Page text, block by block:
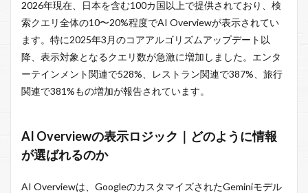
2026年現在、日本を含む100カ国以上で提供されており、検
索クエリ全体の10〜20%程度でAI Overviewが表示されてい
ます。特に2025年3月のコアアルゴリズムアップデート以
降、表示対象となるクエリ数が急激に増加しました。エンタ
ーテインメント関連で528%、レストラン関連で387%、旅行
関連で381%もの増加が報告されています。
AI Overviewの表示ロジック｜どのように情報
が選ばれるのか
AI Overviewは、GoogleのカスタマイズされたGeminiモデル